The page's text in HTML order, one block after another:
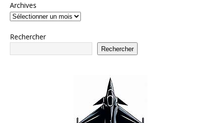
Archives
Rechercher
Rechercher